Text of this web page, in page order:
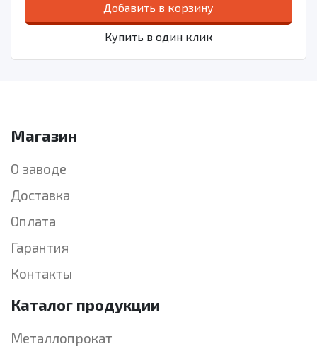
Добавить в корзину
Купить в один клик
Магазин
О заводе
Доставка
Оплата
Гарантия
Контакты
Каталог продукции
Металлопрокат